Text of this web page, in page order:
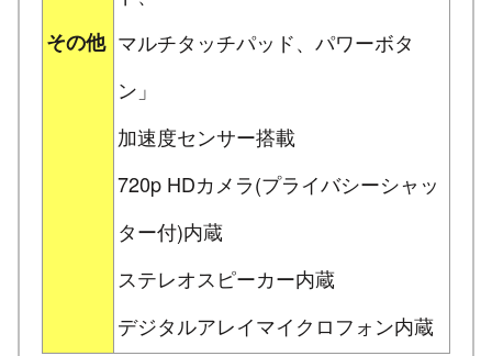
その他 マルチタッチパッド、パワーボタ
ン」
加速度センサー搭載
720p HDカメラ(プライバシーシャッ
ター付)内蔵
ステレオスピーカー内蔵
デジタルアレイマイクロフォン内蔵